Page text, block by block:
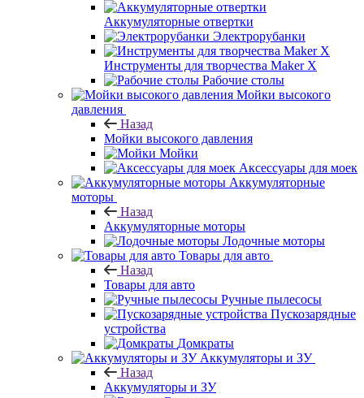
Аккумуляторные отвертки
Электрорубанки
Инструменты для творчества Maker X
Рабочие столы
Мойки высокого
давления
Назад
Мойки высокого давления
Мойки
Аксессуары для моек
Аккумуляторные
моторы
Назад
Аккумуляторные моторы
Лодочные моторы
Товары для авто
Назад
Товары для авто
Ручные пылесосы
Пускозарядные
устройства
Домкраты
Аккумуляторы и ЗУ
Назад
Аккумуляторы и ЗУ